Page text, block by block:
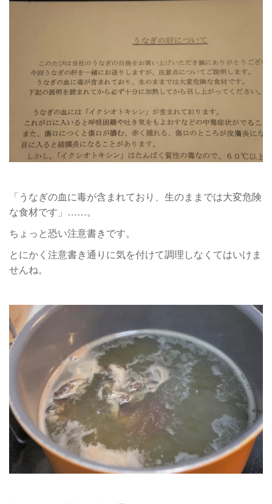
「うなぎの血に毒が含まれており、生のままでは大変危険
な食材です」……。
ちょっと恐い注意書きです。
とにかく注意書き通りに気を付けて調理しなくてはいけま
せんね。